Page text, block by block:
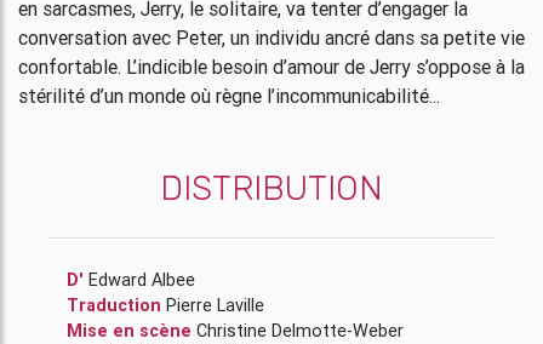
en sarcasmes, Jerry, le solitaire, va tenter d’engager la
conversation avec Peter, un individu ancré dans sa petite vie
confortable. L’indicible besoin d’amour de Jerry s’oppose à la
stérilité d’un monde où règne l’incommunicabilité...
DISTRIBUTION
D' Edward Albee
Traduction Pierre Laville
Mise en scène
Christine Delmotte-Weber